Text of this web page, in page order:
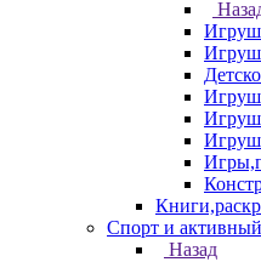
Спорт и
Назад